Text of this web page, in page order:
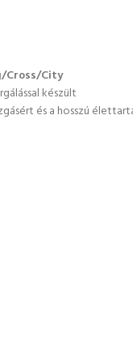
Cross/City
készült
és a hosszú